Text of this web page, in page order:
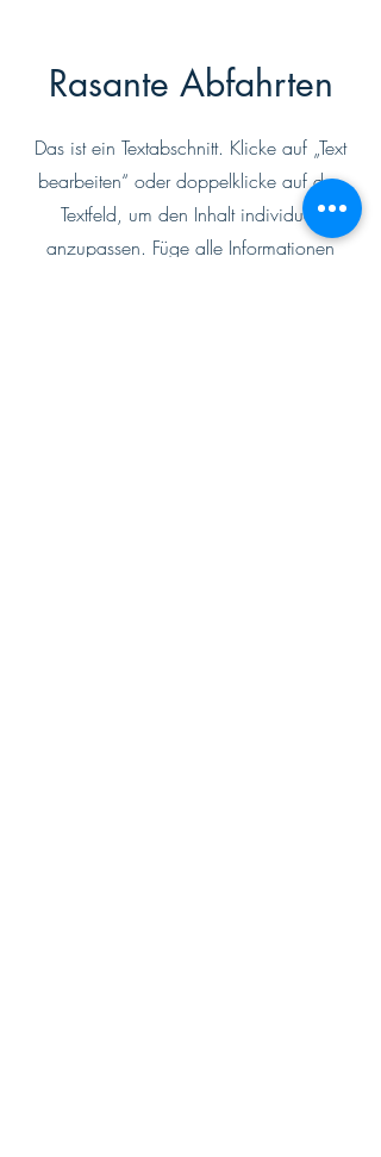
Rasante Abfahrten
Das ist ein Textabschnitt. Klicke auf „Text
bearbeiten“ oder doppelklicke auf das
Textfeld, um den Inhalt individuell
anzupassen. Füge alle Informationen